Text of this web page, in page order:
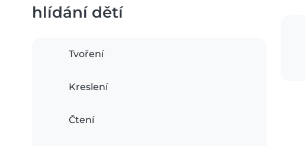
hlídání dětí
Tvoření
Kreslení
Čtení